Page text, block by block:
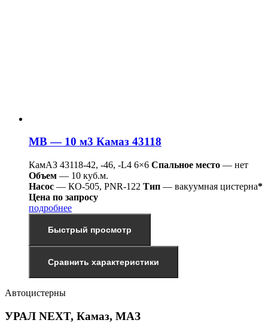
МВ — 10 м3 Камаз 43118
КамАЗ 43118-42, -46, -L4 6×6 Спальное место — нет
Объем — 10 куб.м.
Насос — КО-505, PNR-122 Тип — вакуумная цистерна*
Цена по запросу
подробнее
Быстрый просмотр
Сравнить характеристики
Автоцистерны
УРАЛ NEXT, Камаз, МАЗ